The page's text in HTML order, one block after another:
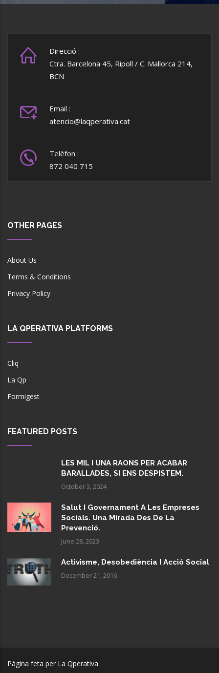
Direcció :
Ctra. Barcelona 45, Ripoll / C. Mallorca 214,
BCN
Email :
atencio@laqperativa.cat
Telèfon :
872 040 715
OTHER PAGES
About Us
Terms & Conditions
Privacy Policy
LA QPERATIVA PLATFORMS
Cliq
La Qp
Formigest
FEATURED POSTS
LES MIL I UNA RAONS PER ACABAR
BARALLADES, SI ENS DESPISTEM.
October 3, 2024
Salut I Governament A Les Empreses
Socials. Una Mirada Des De La
Prevenció.
June 28, 2023
Activisme, Desobediència I Acció Social
December 21, 2016
Pàgina feta per La Qperativa